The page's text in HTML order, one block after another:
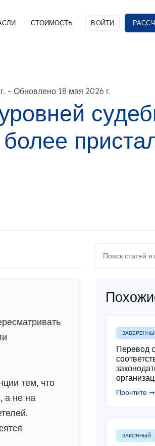
СТОИМОСТЬ ВОЙТИ
- Обновлено 18 мая 2026 г.
тем, что
а не на
Перевод
Прочтите ➞
ЗАКОННЫЙ